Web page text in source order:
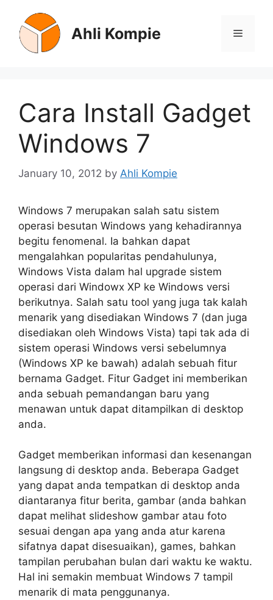
content
Ahli Kompie Menu
Cara Install Gadget
Windows 7
January 10, 2012 by Ahli Kompie
Windows 7 merupakan salah satu sistem
operasi besutan Windows yang kehadirannya
begitu fenomenal. Ia bahkan dapat
mengalahkan popularitas pendahulunya,
Windows Vista dalam hal upgrade sistem
operasi dari Windowx XP ke Windows versi
berikutnya. Salah satu tool yang juga tak kalah
menarik yang disediakan Windows 7 (dan juga
disediakan oleh Windows Vista) tapi tak ada di
sistem operasi Windows versi sebelumnya
(Windows XP ke bawah) adalah sebuah fitur
bernama Gadget. Fitur Gadget ini memberikan
anda sebuah pemandangan baru yang
menawan untuk dapat ditampilkan di desktop
anda.
Gadget memberikan informasi dan kesenangan
langsung di desktop anda. Beberapa Gadget
yang dapat anda tempatkan di desktop anda
diantaranya fitur berita, gambar (anda bahkan
dapat melihat slideshow gambar atau foto
sesuai dengan apa yang anda atur karena
sifatnya dapat disesuaikan), games, bahkan
tampilan perubahan bulan dari waktu ke waktu.
Hal ini semakin membuat Windows 7 tampil
menarik di mata penggunanya.